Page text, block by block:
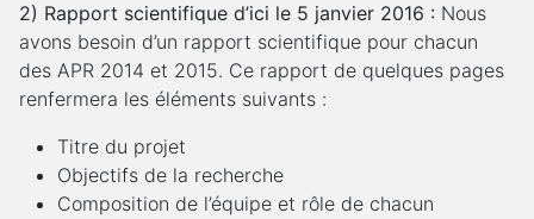
2) Rapport scientifique d’ici le 5 janvier 2016 : Nous
avons besoin d’un rapport scientifique pour chacun
des APR 2014 et 2015. Ce rapport de quelques pages
renfermera les éléments suivants :
Titre du projet
Objectifs de la recherche
Composition de l’équipe et rôle de chacun